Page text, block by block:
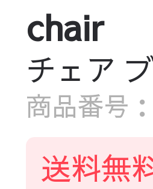
chair
チェア
商品番号
送料無